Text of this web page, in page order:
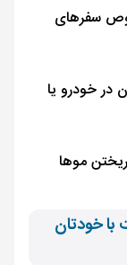
سفرهای
در خودرو یا
موها
با خودتان